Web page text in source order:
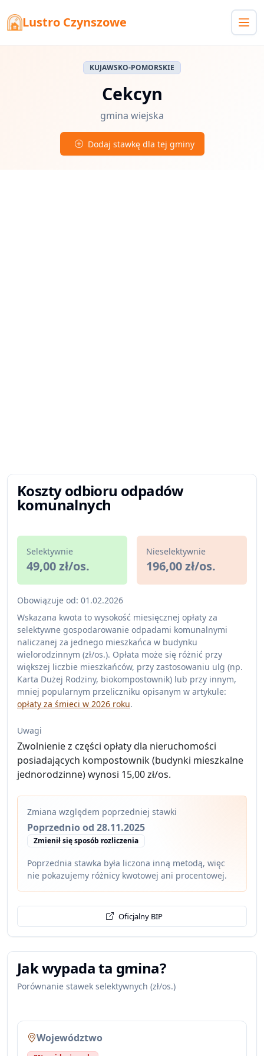
Lustro Czynszowe
KUJAWSKO-POMORSKIE
Cekcyn
gmina wiejska
Dodaj stawkę dla tej gminy
Koszty odbioru odpadów
komunalnych
Selektywnie
49,00 zł/os.
Nieselektywnie
196,00 zł/os.
Obowiązuje od: 01.02.2026
Wskazana kwota to wysokość miesięcznej opłaty za
selektywne gospodarowanie odpadami komunalnymi
naliczanej za jednego mieszkańca w budynku
wielorodzinnym (zł/os.). Opłata może się różnić przy
większej liczbie mieszkańców, przy zastosowaniu ulg (np.
Karta Dużej Rodziny, biokompostownik) lub przy innym,
mniej popularnym przeliczniku opisanym w artykule:
opłaty za śmieci w 2026 roku.
Uwagi
Zwolnienie z części opłaty dla nieruchomości
posiadających kompostownik (budynki mieszkalne
jednorodzinne) wynosi 15,00 zł/os.
Zmiana względem poprzedniej stawki
Poprzednio od 28.11.2025
Zmienił się sposób rozliczenia
Poprzednia stawka była liczona inną metodą, więc
nie pokazujemy różnicy kwotowej ani procentowej.
Oficjalny BIP
Jak wypada ta gmina?
Porównanie stawek selektywnych (zł/os.)
Województwo